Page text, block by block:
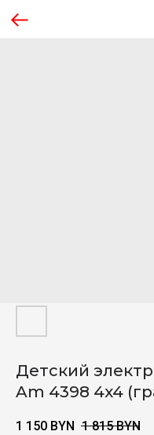
Детский
Am 4398 4x4
1 150 BYN 1 815 BYN